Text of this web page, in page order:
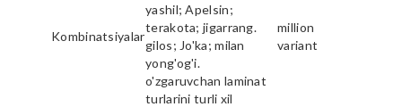
Kombinatsiyalar
yashil; Apelsin;
terakota; jigarrang.
gilos; Jo'ka; milan
yong'og'i.
million
variant
o'zgaruvchan laminat
turlarini turli xil